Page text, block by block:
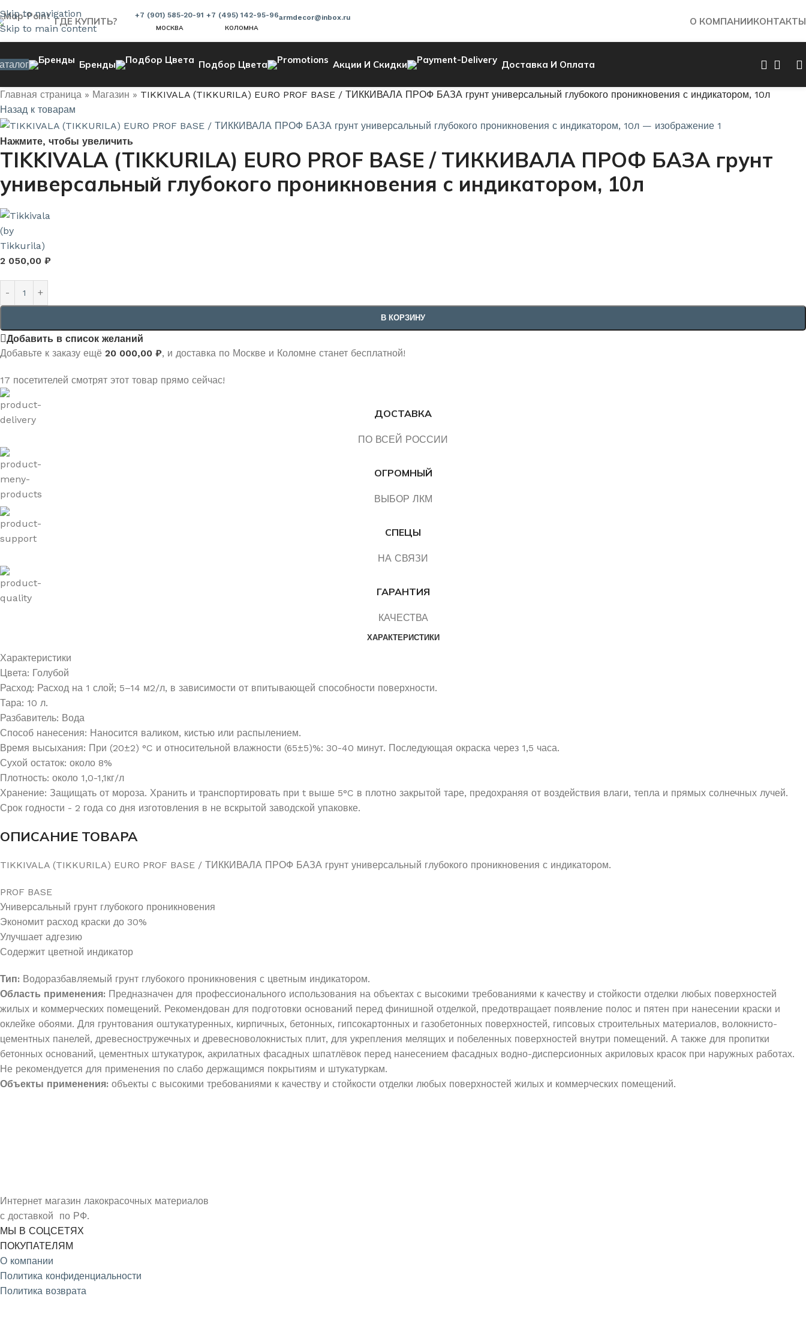
Skip to navigation
Skip to main content
ГДЕ КУПИТЬ?
+7 (901) 585-20-91
МОСКВА
+7 (495) 142-95-96
КОЛОМНА
armdecor@inbox.ru О КОМПАНИИКОНТАКТЫ
Бренды Подбор Цвета Акции И Скидки Доставка И Оплата
Главная страница » Магазин » TIKKIVALA (TIKKURILA) EURO PROF BASE / ТИККИВАЛА ПРОФ БАЗА грунт универсальный глубокого проникновения с индикатором, 10л
Назад к товарам
Нажмите, чтобы увеличить
TIKKIVALA (TIKKURILA) EURO PROF BASE / ТИККИВАЛА ПРОФ БАЗА грунт
универсальный глубокого проникновения с индикатором, 10л
2 050,00 ₽
В КОРЗИНУ
Добавить в список желаний
Добавьте к заказу ещё 20 000,00 ₽, и доставка по Москве и Коломне станет бесплатной!
17 посетителей смотрят этот товар прямо сейчас!
ДОСТАВКА
ПО ВСЕЙ РОССИИ
ОГРОМНЫЙ
ВЫБОР ЛКМ
СПЕЦЫ
НА СВЯЗИ
ГАРАНТИЯ
КАЧЕСТВА
ХАРАКТЕРИСТИКИ
Характеристики
Цвета: Голубой
Расход: Расход на 1 слой; 5–14 м2/л, в зависимости от впитывающей способности поверхности.
Тара: 10 л.
Разбавитель: Вода
Способ нанесения: Наносится валиком, кистью или распылением.
Время высыхания: При (20±2) °C и относительной влажности (65±5)%: 30-40 минут. Последующая окраска через 1,5 часа.
Сухой остаток: около 8%
Плотность: около 1,0-1,1кг/л
Хранение: Защищать от мороза. Хранить и транспортировать при t выше 5°C в плотно закрытой таре, предохраняя от воздействия влаги, тепла и прямых солнечных лучей.
Срок годности - 2 года со дня изготовления в не вскрытой заводской упаковке.
ОПИСАНИЕ ТОВАРА
TIKKIVALA (TIKKURILA) EURO PROF BASE / ТИККИВАЛА ПРОФ БАЗА грунт универсальный глубокого проникновения с индикатором.
PROF BASE
Универсальный грунт глубокого проникновения
Экономит расход краски до 30%
Улучшает адгезию
Содержит цветной индикатор
Тип: Водоразбавляемый грунт глубокого проникновения с цветным индикатором.
Область применения: Предназначен для профессионального использования на объектах с высокими требованиями к качеству и стойкости отделки любых поверхностей
жилых и коммерческих помещений. Рекомендован для подготовки оснований перед финишной отделкой, предотвращает появление полос и пятен при нанесении краски и
оклейке обоями. Для грунтования оштукатуренных, кирпичных, бетонных, гипсокартонных и газобетонных поверхностей, гипсовых строительных материалов, волокнисто-
цементных панелей, древесностружечных и древесноволокнистых плит, для укрепления мелящих и побеленных поверхностей внутри помещений. А также для пропитки
бетонных оснований, цементных штукатурок, акрилатных фасадных шпатлёвок перед нанесением фасадных водно-дисперсионных акриловых красок при наружных работах.
Не рекомендуется для применения по слабо держащимся покрытиям и штукатуркам.
Объекты применения: объекты с высокими требованиями к качеству и стойкости отделки любых поверхностей жилых и коммерческих помещений.
Интернет магазин лакокрасочных материалов
с доставкой по РФ.
МЫ В СОЦСЕТЯХ
ПОКУПАТЕЛЯМ
О компании
Политика конфиденциальности
Политика возврата